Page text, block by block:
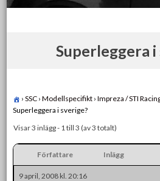
Superleggera i
› SSC › Modellspecifikt › Impreza / STI
Superleggera i sverige?
Visar 3 inlägg - 1 till 3 (av 3 totalt)
Författare Inlägg
9 april, 2008 kl. 20:16